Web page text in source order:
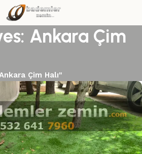
Ankara Çim
Çim Halı"